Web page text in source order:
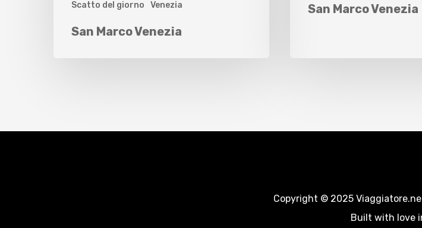
Scatto del giorno Venezia
San Marco Venezia
San Marco Venezia
Copyright © 2025
Built with love